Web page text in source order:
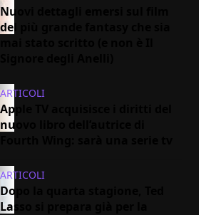
Nuovi dettagli emersi sul film
del più grande fantasy che sia
ARTICOLI
Apple TV acquisisce i diritti del
nuovo libro dell’autrice di
ARTICOLI
Dopo la quarta stagione, Ted
Lasso si prepara già per la